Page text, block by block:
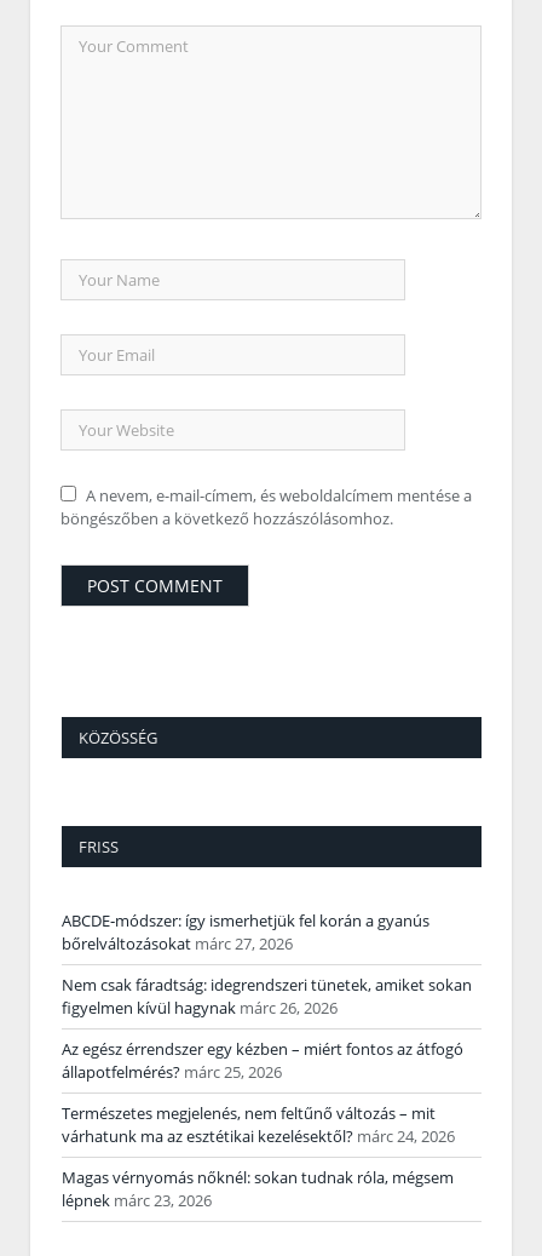
A nevem, e-mail-címem, és weboldalcímem mentése a
böngészőben a következő hozzászólásomhoz.
KÖZÖSSÉG
FRISS
ABCDE‑módszer: így ismerhetjük fel korán a gyanús
bőrelváltozásokat márc 27, 2026
Nem csak fáradtság: idegrendszeri tünetek, amiket sokan
figyelmen kívül hagynak márc 26, 2026
Az egész érrendszer egy kézben – miért fontos az átfogó
állapotfelmérés? márc 25, 2026
Természetes megjelenés, nem feltűnő változás – mit
várhatunk ma az esztétikai kezelésektől? márc 24, 2026
Magas vérnyomás nőknél: sokan tudnak róla, mégsem
lépnek márc 23, 2026